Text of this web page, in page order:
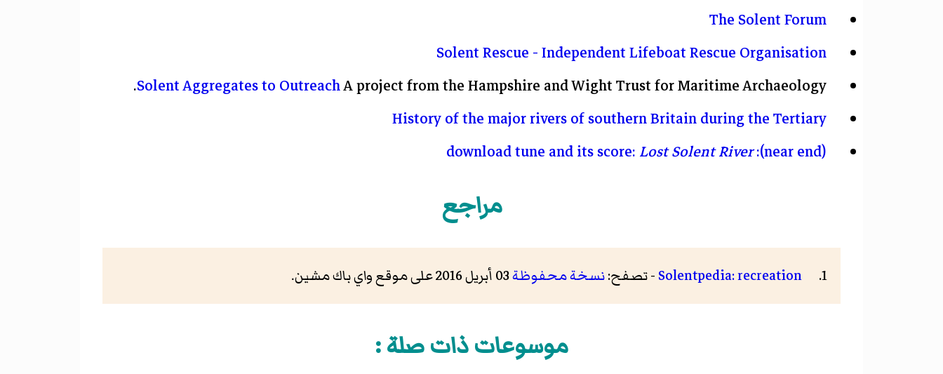
The Solent Forum
Solent Rescue - Independent Lifeboat Rescue Organisation
Solent Aggregates to OutreachA project from the Hampshire and Wight Trust for Maritime Archaeology.
History of the major rivers of southern Britain during the Tertiary
(near end): download tune and its score:
Lost Solent River
مراجع
Solentpedia: recreation - تصفح:نسخة محفوظة03 أبريل 2016 على موقع واي باك مشين.
موسوعات ذات صلة :